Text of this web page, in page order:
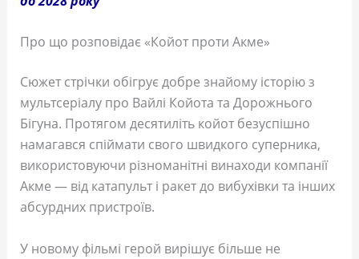
Про що розповідає «Койот проти Акме»
Сюжет стрічки обігрує добре знайому історію з
мультсеріалу про Вайлі Койота та Дорожнього
Бігуна. Протягом десятиліть койот безуспішно
намагався спіймати свого швидкого суперника,
використовуючи різноманітні винаходи компанії
Акме — від катапульт і ракет до вибухівки та інших
абсурдних пристроїв.
У новому фільмі герой вирішує більше не